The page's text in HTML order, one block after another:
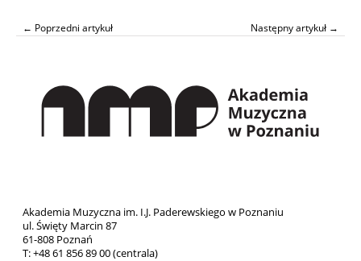
← Poprzedni artykuł Następny artykuł →
Akademia Muzyczna im. I.J. Paderewskiego w Poznaniu
ul. Święty Marcin 87
61-808 Poznań
T: +48 61 856 89 00 (centrala)